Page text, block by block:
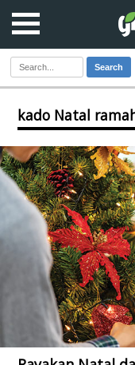
Search
kado Natal